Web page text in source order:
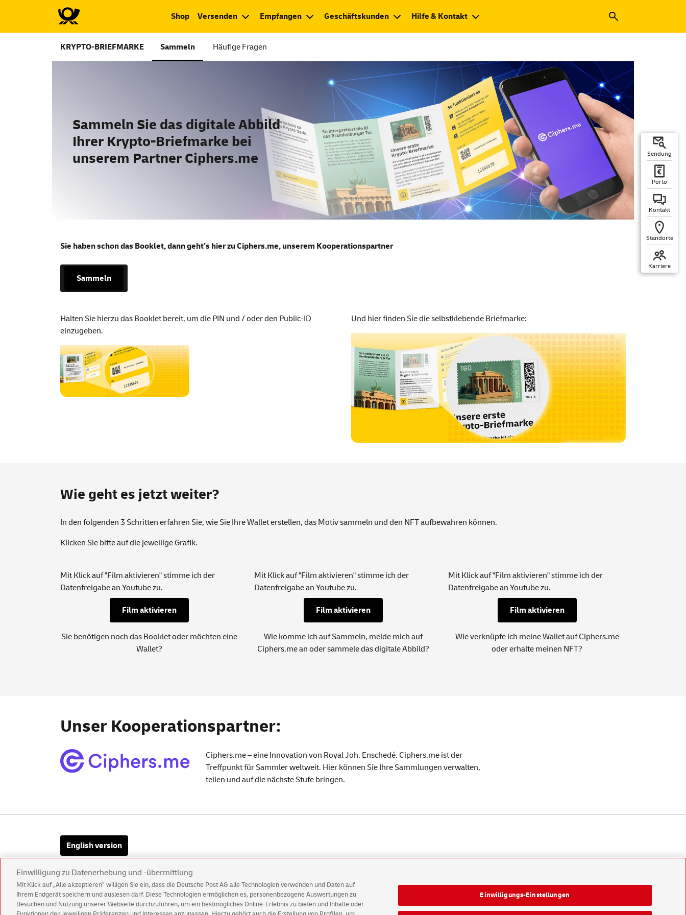
Shop Versenden Empfangen Geschäftskunden Hilfe & Kontakt
KRYPTO-BRIEFMARKE Sammeln Häufige Fragen
Sendung
Porto
Kontakt
Standorte
Karriere
Sammeln Sie das digitale Abbild
Ihrer Krypto-Briefmarke bei
unserem Partner Ciphers.me
Krypto-Briefmarke sammeln
Sie haben schon das Booklet, dann geht’s hier zu Ciphers.me, unserem Kooperationspartner
Sammeln
Halten Sie hierzu das Booklet bereit, um die PIN und / oder den Public-ID
einzugeben.
Und hier finden Sie die selbstklebende Briefmarke:
Wie geht es jetzt weiter?
In den folgenden 3 Schritten erfahren Sie, wie Sie Ihre Wallet erstellen, das Motiv sammeln und den NFT aufbewahren können.
Klicken Sie bitte auf die jeweilige Grafik.
Mit Klick auf "Film aktivieren" stimme ich der
Datenfreigabe an Youtube zu.
Film aktivieren
Sie benötigen noch das Bookletoder möchten eine
Wallet?
Mit Klick auf "Film aktivieren" stimme ich der
Datenfreigabe an Youtube zu.
Film aktivieren
Wie komme ich auf Sammeln, melde mich auf
Ciphers.mean oder sammele das digitale Abbild?
Mit Klick auf "Film aktivieren" stimme ich der
Datenfreigabe an Youtube zu.
Film aktivieren
Wie verknüpfe ich meineWalletaufCiphers.me
oder erhalte meinen NFT?
Unser Kooperationspartner:
Ciphers.me– eine Innovation von Royal Joh. Enschedé. Ciphers.me ist der
Treffpunkt für Sammler weltweit. Hier können Sie Ihre Sammlungen verwalten,
teilen und auf die nächste Stufe bringen.
English version
Kundenservice Warnung vor gefälschtenE-Mails
Einwilligung zu Datenerhebung und -übermittlung
Mit Klick auf „Alle akzeptieren” willigen Sie ein, dass die Deutsche Post AG alle Technologien verwenden und Daten auf
Ihrem Endgerät speichern und auslesen darf. Diese Technologien ermöglichen es, personenbezogene Auswertungen zu
Besuchen und Nutzung unserer Webseite durchzuführen, um ein bestmögliches Online-Erlebnis zu bieten und Inhalte oder
Einwilligungs-Einstellungen